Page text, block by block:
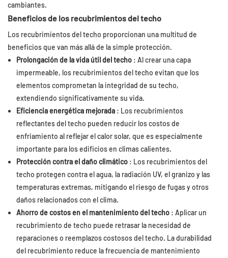
cambiantes.
Beneficios de los recubrimientos del techo
Los recubrimientos del techo proporcionan una multitud de
beneficios que van más allá de la simple protección.
Prolongación de la vida útil del techo : Al crear una capa
impermeable, los recubrimientos del techo evitan que los
elementos comprometan la integridad de su techo,
extendiendo significativamente su vida.
Eficiencia energética mejorada : Los recubrimientos
reflectantes del techo pueden reducir los costos de
enfriamiento al reflejar el calor solar, que es especialmente
importante para los edificios en climas calientes.
Protección contra el daño climático : Los recubrimientos del
techo protegen contra el agua, la radiación UV, el granizo y las
temperaturas extremas, mitigando el riesgo de fugas y otros
daños relacionados con el clima.
Ahorro de costos en el mantenimiento del techo : Aplicar un
recubrimiento de techo puede retrasar la necesidad de
reparaciones o reemplazos costosos del techo. La durabilidad
del recubrimiento reduce la frecuencia de mantenimiento